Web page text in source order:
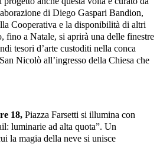
di Diego Gaspari Bandion,
Cooperativa e la disponibilità di altri
fino a Natale, si aprirà una delle finestre
tesori d’arte custoditi nella conca
Nicolò all’ingresso della Chiesa che
18, Piazza Farsetti si illumina con
luminarie ad alta quota”. Un
la magia della neve si unisce